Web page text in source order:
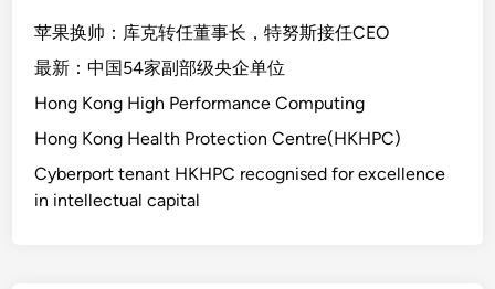
苹果换帅：库克转任董事长，特努斯接任CEO
最新：中国54家副部级央企单位
Hong Kong High Performance Computing
Hong Kong Health Protection Centre(HKHPC)
Cyberport tenant HKHPC recognised for excellence
in intellectual capital